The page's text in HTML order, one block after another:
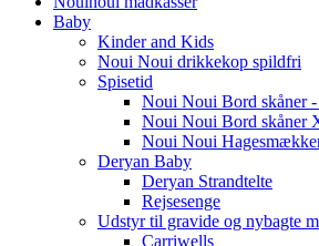
Baby
Kinder and Kids
Noui Noui drikkekop spildfri
Spisetid
Noui Noui Bord skåner -
Noui Noui Bord skåner
Noui Noui
Deryan Baby
Deryan Strandtelte
Rejsesenge
Udstyr til gravide og nybagte
Carriwells